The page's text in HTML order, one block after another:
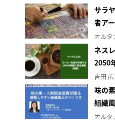
サラ
者ア
オルタ
ネス
2050
味の
組織
オルタ